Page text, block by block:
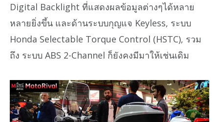
Digital Backlight ที่แสดงผลข้อมูลต่างๆได้หลาย
หลายยิ่งขึ้น และด้านระบบกุญแจ Keyless, ระบบ
Honda Selectable Torque Control (HSTC), รวม
ถึง ระบบ ABS 2-Channel ก็ยังคงมีมาให้เช่นเดิม